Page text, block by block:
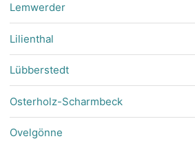
Lemwerder
Lilienthal
Lübberstedt
Osterholz-Scharmbeck
Ovelgönne